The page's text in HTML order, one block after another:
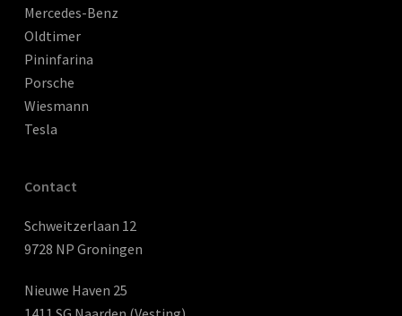
Mercedes-Benz
Oldtimer
Pininfarina
Porsche
Wiesmann
Tesla
Contact
Schweitzerlaan 12
9728 NP Groningen
Nieuwe Haven 25